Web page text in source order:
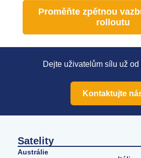
Proměňte zpětnou
rolloutu
Dejte uživatelům sílu už
Kontaktujte
Satelity
Austrálie